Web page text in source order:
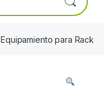
Equipamiento para Rack